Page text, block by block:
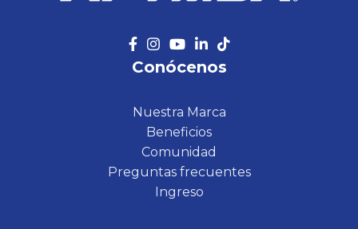
Conócenos
Nuestra Marca
Beneficios
Comunidad
Preguntas frecuentes
Ingreso